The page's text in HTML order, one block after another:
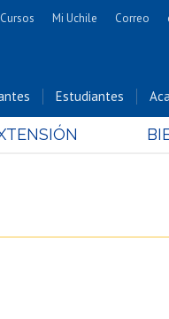
Cs.
Mi Uchile Correo
Estudiantes